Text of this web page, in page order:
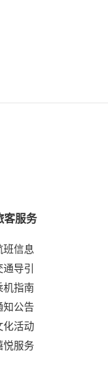
客服务
班信息
通导引
机指南
知公告
化活动
悦服务